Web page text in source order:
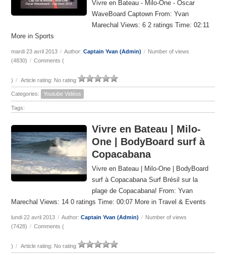
Vivre en Bateau - Milo-One - Oscar
WaveBoard Captown From: Yvan
Marechal Views: 6 2 ratings Time: 02:11
More in Sports
mardi 23 avril 2013 / Author:Captain Yvan (Admin) / Number of views
(4830) / Comments (
) / Article rating: No rating
Categories: Youtube Vidéos
Tags:
Vivre en Bateau | Milo-
One | BodyBoard surf à
Copacabana
Vivre en Bateau | Milo-One | BodyBoard
surf à Copacabana Surf Brésil sur la
plage de Copacabana! From: Yvan
Marechal Views: 14 0 ratings Time: 00:07 More in Travel & Events
lundi 22 avril 2013 / Author:Captain Yvan (Admin) / Number of views
(7428) / Comments (
) / Article rating: No rating